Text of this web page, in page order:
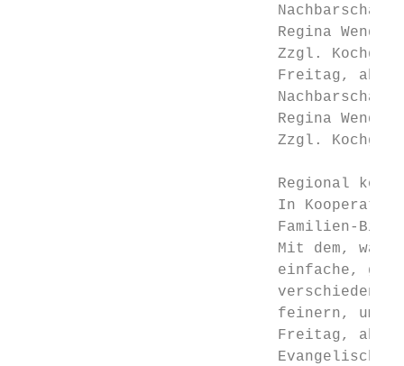
Regina
Zzgl.
Freitag, ab
Regina
Zzgl.
Regional
In
Familien-
Mit dem, was
einfache,
verschiedene
feinern, um
Freitag, ab
Evangelische